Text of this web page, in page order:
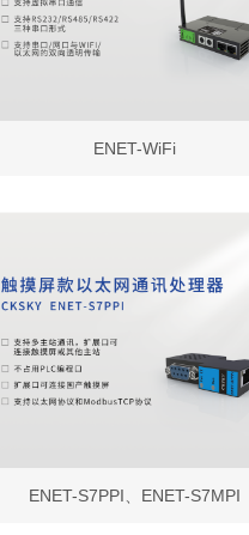
ENET-WiFi
ENET-S7PPI、ENET-S7MPI